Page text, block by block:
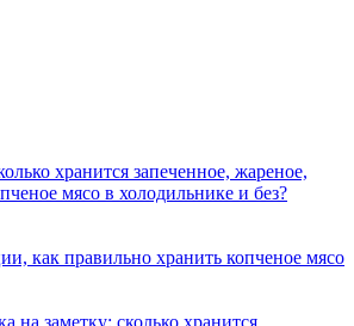
хранится запеченное, жареное,
мясо в холодильнике и без?
как правильно хранить копченое мясо